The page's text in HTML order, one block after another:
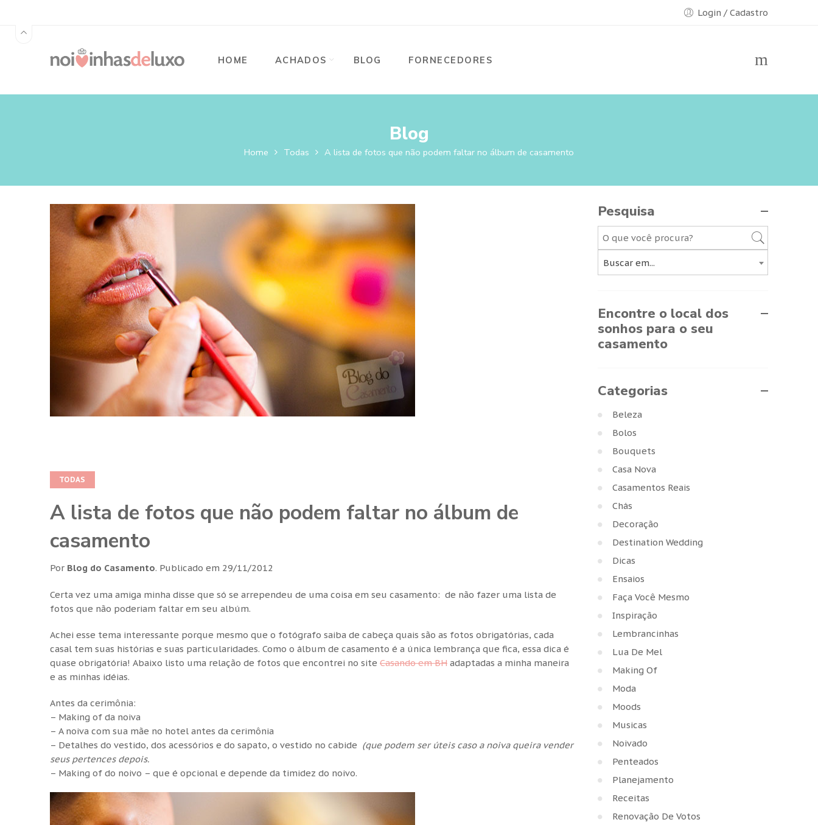
Login / Cadastro
HOME ACHADOS BLOG FORNECEDORES
Blog
Home Todas A lista de fotos que não podem faltar no álbum de casamento
TODAS
A lista de fotos que não podem faltar no álbum de
casamento
Por Blog do Casamento. Publicado em 29/11/2012
Certa vez uma amiga minha disse que só se arrependeu de uma coisa em seu casamento: de não fazer uma lista de
fotos que não poderiam faltar em seu albúm.
Achei esse tema interessante porque mesmo que o fotógrafo saiba de cabeça quais são as fotos obrigatórias, cada
casal tem suas histórias e suas particularidades. Como o álbum de casamento é a única lembrança que fica, essa dica é
quase obrigatória! Abaixo listo uma relação de fotos que encontrei no site Casando em BH adaptadas a minha maneira
e as minhas idéias.
Antes da cerimônia:
– Making of da noiva
– A noiva com sua mãe no hotel antes da cerimônia
– Detalhes do vestido, dos acessórios e do sapato, o vestido no cabide (que podem ser úteis caso a noiva queira vender
seus pertences depois.
– Making of do noivo – que é opcional e depende da timidez do noivo.
Pesquisa
Buscar em...
Encontre o local dos
sonhos para o seu
casamento
Categorias
Beleza
Bolos
Bouquets
Casa Nova
Casamentos Reais
Chás
Decoração
Destination Wedding
Dicas
Ensaios
Faça Você Mesmo
Inspiração
Lembrancinhas
Lua De Mel
Making Of
Moda
Moods
Musicas
Noivado
Penteados
Planejamento
Receitas
Renovação De Votos